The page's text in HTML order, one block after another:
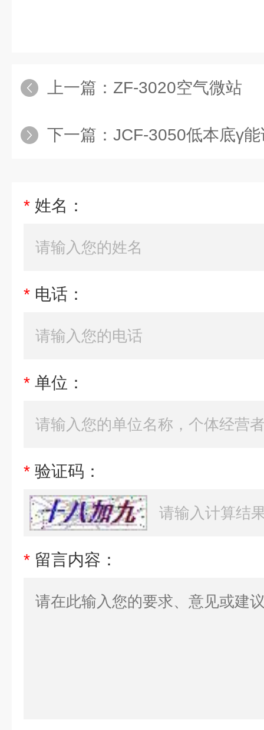
上一篇： ZF-3020空气微站
下一篇： JCF-3050低本底γ
* 姓名：
* 电话：
* 单位：
* 验证码：
* 留言内容：